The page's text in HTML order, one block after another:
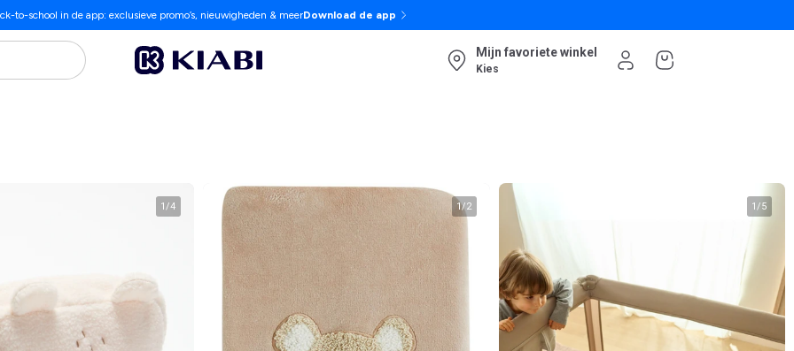
to-school in de app: exclusieve promo’s, nieuwigheden & meerDownload de app
Mijn favoriete winkel
Kies
1/4 1/2 1/5